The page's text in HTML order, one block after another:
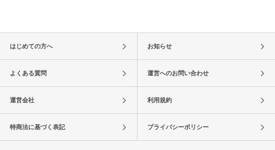
はじめての方へ お知らせ
よくある質問 運営へのお問い合わせ
運営会社 利用規約
特商法に基づく表記 プライバシーポリシー